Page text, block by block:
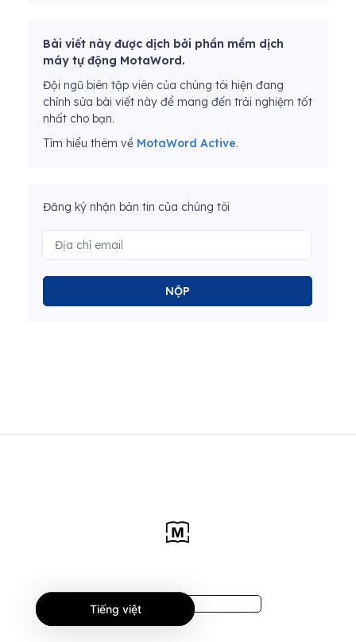
Bài viết này được dịch bởi phần mềm dịch
máy tự động MotaWord.
Đội ngũ biên tập viên của chúng tôi hiện đang
chỉnh sửa bài viết này để mang đến trải nghiệm tốt
nhất cho bạn.
Tìm hiểu thêm về MotaWord Active.
Đăng ký nhận bản tin của chúng tôi
NỘP
Tiếng việt